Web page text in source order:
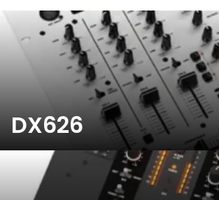
DX626